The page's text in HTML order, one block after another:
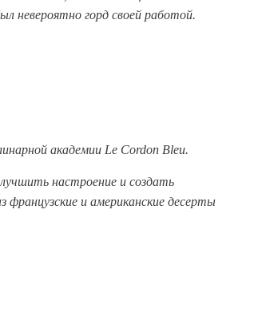
невероятно горд своей работой.
академии Le Cordon Bleu.
настроение и создать
и американские десерты